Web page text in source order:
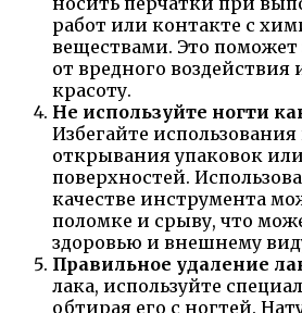
работ или контакте с
веществами. Это
от вредного воздействия
красоту.
Не используйте ногти
Избегайте
открывания упаковок
поверхностей.
качестве инструмента
поломке и срыву, что
здоровью и внешнему
Правильное удаление
лака, используйте
обтирая его с ногтей.